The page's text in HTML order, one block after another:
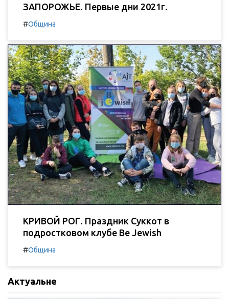
ЗАПОРОЖЬЕ. Первые дни 2021г.
#Община
КРИВОЙ РОГ. Праздник Суккот в
подростковом клубе Be Jewish
#Община
Актуальне